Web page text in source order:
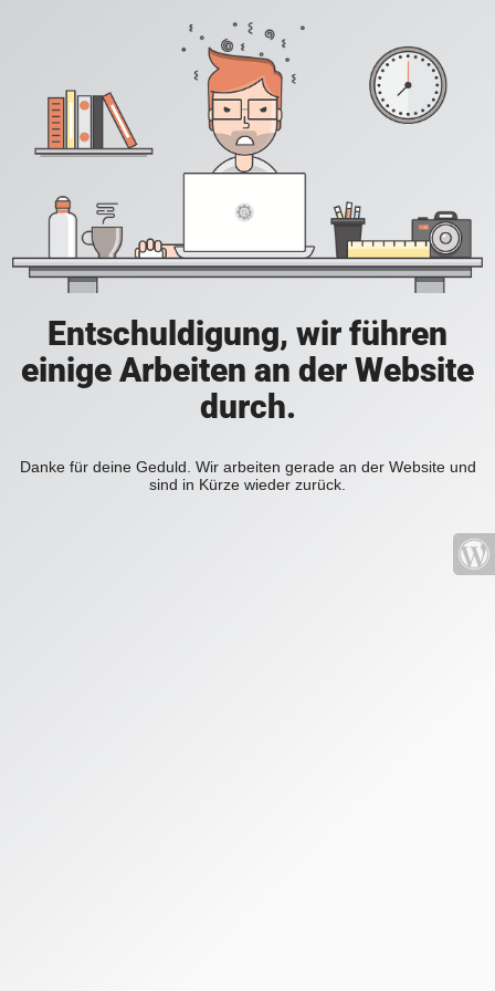
Entschuldigung, wir führen
einige Arbeiten an der Website
durch.
Danke für deine Geduld. Wir arbeiten gerade an der Website und
sind in Kürze wieder zurück.